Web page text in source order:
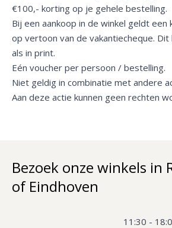
€100,- korting op je gehele bestelling.
Bij een aankoop in de winkel geldt een
op vertoon van de vakantiecheque. Dit
als in print.
Eén voucher per persoon / bestelling.
Niet geldig in combinatie met andere
Aan deze actie kunnen geen rechten
Bezoek onze winkels in
of Eindhoven
11:30 -